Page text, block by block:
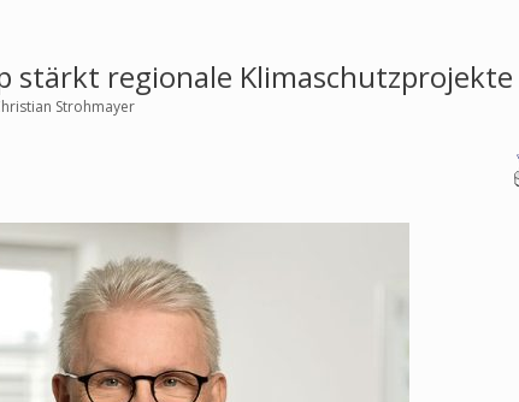
stärkt regionale Klimaschutzprojekte
Strohmayer